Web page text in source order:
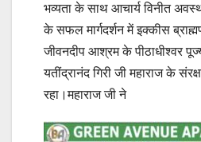
भव्यता के साथ आचार्य विनीत
के सफल मार्गदर्शन में इक्कीस
जीवनदीप आश्रम के पीठाधीश्वर
यतींद्रानंद गिरी जी महाराज के
रहा।महाराज जी ने